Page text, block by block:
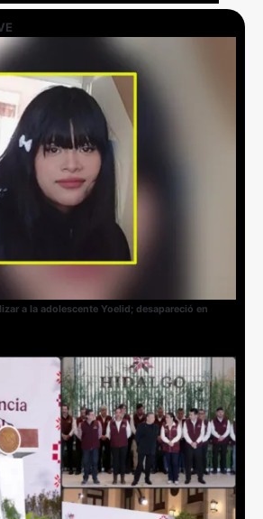
a la adolescente Yoelid; desapareció en